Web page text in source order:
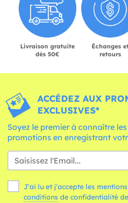
Livraison gratuite
dès 50€
Échanges
retours
ACCÉDEZ AUX
EXCLUSIVES*
Soyez le premier à connaître
promotions en enregistrant
J'ai lu et j'accepte les
conditions de confidentialité